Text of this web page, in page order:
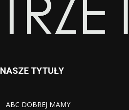
NASZE TYTUŁY
ABC DOBREJ MAMY